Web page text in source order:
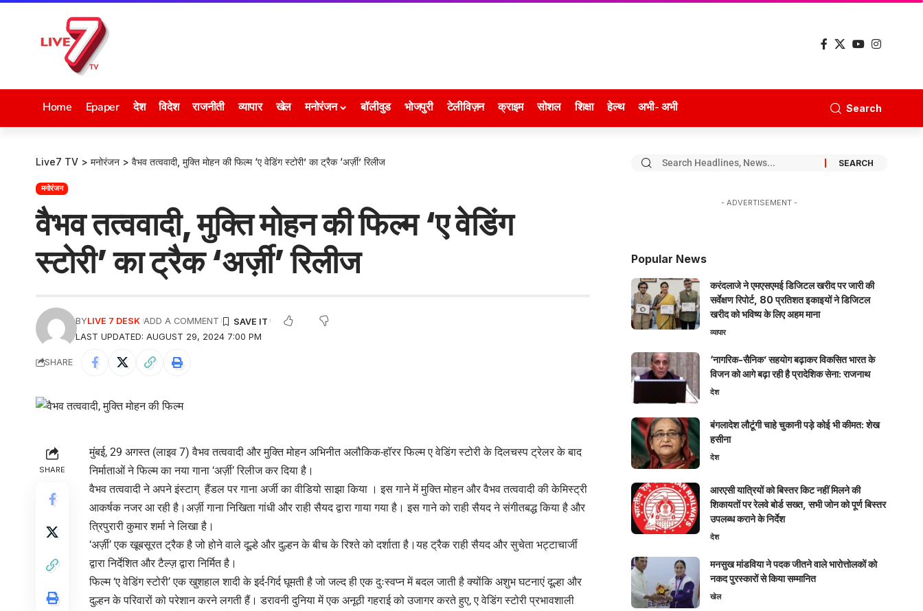
Home Epaper देश विदेश राजनीती व्यापार खेल मनोरंजन बॉलीवुड भोजपुरी टेलीविज़न क्राइम सोशल शिक्षा हेल्थ अभी- अभी Search
Live7 TV > मनोरंजन > वैभव तत्ववादी, मुक्ति मोहन की फिल्म ‘ए वेडिंग स्टोरी’ का ट्रैक ‘अर्ज़ी’ रिलीज
मनोरंजन
वैभव तत्ववादी, मुक्ति मोहन की फिल्म ‘ए वेडिंग
स्टोरी’ का ट्रैक ‘अर्ज़ी’ रिलीज
LAST UPDATED: AUGUST 29, 2024 7:00 PM
BYLIVE 7 DESK ADD A COMMENT
SHARE
SHARE
मुंबई, 29 अगस्त (लाइव 7) वैभव तत्ववादी और मुक्ति मोहन अभिनीत अलौकिक-हॉरर फिल्म ए वेडिंग स्टोरी के दिलचस्प ट्रेलर के बाद
निर्माताओं ने फिल्म का नया गाना ‘अर्ज़ी’ रिलीज कर दिया है।
वैभव तत्ववादी ने अपने इंस्टाग् हैंडल पर गाना अर्जी का वीडियो साझा किया । इस गाने में मुक्ति मोहन और वैभव तत्ववादी की केमिस्ट्री
आकर्षक नजर आ रही है।अर्ज़ी गाना निखिता गांधी और राही सैयद द्वारा गाया गया है। इस गाने को राही सैयद ने संगीतबद्ध किया है और
त्रिपुरारी कुमार शर्मा ने लिखा है।
‘अर्ज़ी’ एक खूबसूरत ट्रैक है जो होने वाले दूल्हे और दुल्हन के बीच के रिश्ते को दर्शाता है।यह ट्रैक राही सैयद और सुचेता भट्टाचार्जी
द्वारा निर्देशित और टैल्ज़ द्वारा निर्मित है।
फिल्म ‘ए वेडिंग स्टोरी’ एक खुशहाल शादी के इर्द-गिर्द घूमती है जो जल्द ही एक दुःस्वप्न में बदल जाती है क्योंकि अशुभ घटनाएं दूल्हा और
दुल्हन के परिवारों को परेशान करने लगती हैं। डरावनी दुनिया में एक अनूठी गहराई को उजागर करते हुए, ए वेडिंग स्टोरी प्रभावशाली
- ADVERTISEMENT -
Popular News
करंदलाजे ने एमएसएमई डिजिटल खरीद पर जारी की
सर्वेक्षण रिपोर्ट, 80 प्रतिशत इकाइयों ने डिजिटल
खरीद को भविष्य के लिए अहम माना
व्यापार
‘नागरिक-सैनिक’ सहयोग बढ़ाकर विकसित भारत के
विजन को आगे बढ़ा रही है प्रादेशिक सेना: राजनाथ
देश
बंगलादेश लौटूंगी चाहे चुकानी पड़े कोई भी कीमत: शेख
हसीना
देश
आरएसी यात्रियों को बिस्तर किट नहीं मिलने की
शिकायतों पर रेलवे बोर्ड सख्त, सभी जोन को पूर्ण बिस्तर
उपलब्ध कराने के निर्देश
देश
मनसुख मांडविया ने पदक जीतने वाले भारोत्तोलकों को
नकद पुरस्कारों से किया सम्मानित
खेल